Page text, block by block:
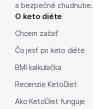
a bezpečné chudnutie.
O keto diéte
Chcem začať
Čo jesť pri keto diéte
BMI kalkulačka
Recenzie KetoDiet
Ako KetoDiet funguje